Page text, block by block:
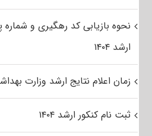
نحوه بازیابی کد رهگیری و شماره
ارشد ۱۴۰۴
زمان اعلام نتایج ارشد وزارت بهداشت
ثبت نام کنکور ارشد ۱۴۰۴